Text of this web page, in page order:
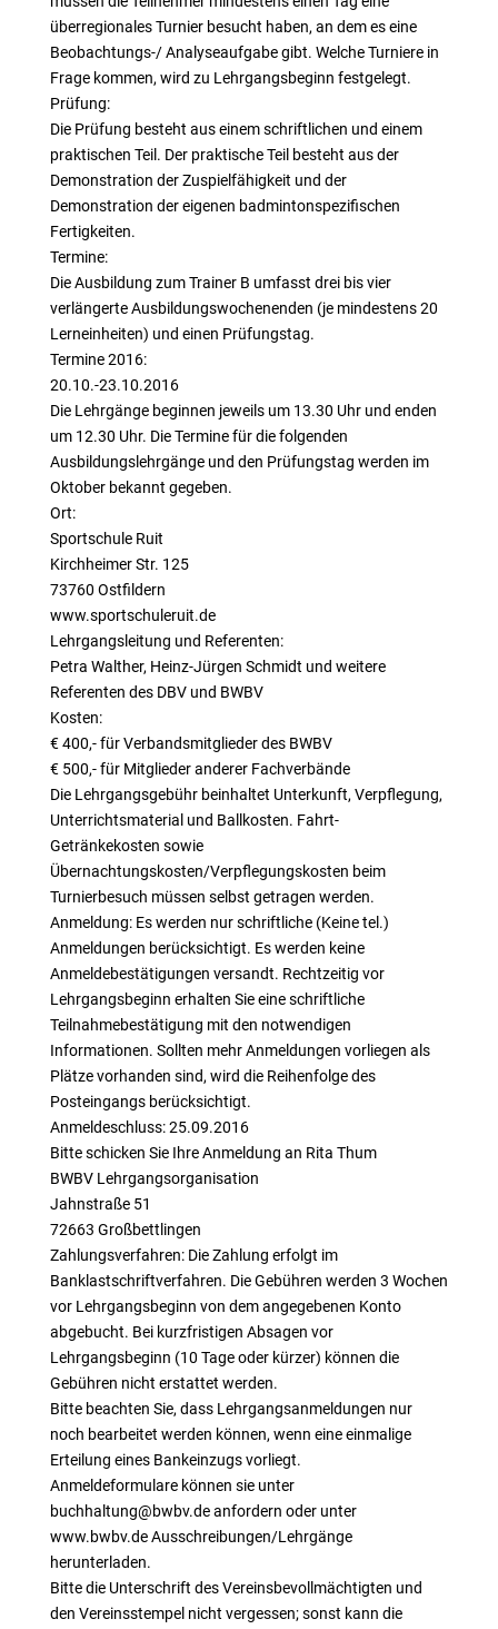
überregionales Turnier besucht haben, an dem es eine
Beobachtungs-/ Analyseaufgabe gibt. Welche Turniere in
Frage kommen, wird zu Lehrgangsbeginn festgelegt.
Prüfung:
Die Prüfung besteht aus einem schriftlichen und einem
praktischen Teil. Der praktische Teil besteht aus der
Demonstration der Zuspielfähigkeit und der
Demonstration der eigenen badmintonspezifischen
Fertigkeiten.
Termine:
Die Ausbildung zum Trainer B umfasst drei bis vier
verlängerte Ausbildungswochenenden (je mindestens 20
Lerneinheiten) und einen Prüfungstag.
Termine 2016:
20.10.-23.10.2016
Die Lehrgänge beginnen jeweils um 13.30 Uhr und enden
um 12.30 Uhr. Die Termine für die folgenden
Ausbildungslehrgänge und den Prüfungstag werden im
Oktober bekannt gegeben.
Ort:
Sportschule Ruit
Kirchheimer Str. 125
73760 Ostfildern
www.sportschuleruit.de
Lehrgangsleitung und Referenten:
Petra Walther, Heinz-Jürgen Schmidt und weitere
Referenten des DBV und BWBV
Kosten:
€ 400,- für Verbandsmitglieder des BWBV
€ 500,- für Mitglieder anderer Fachverbände
Die Lehrgangsgebühr beinhaltet Unterkunft, Verpflegung,
Unterrichtsmaterial und Ballkosten. Fahrt-
Getränkekosten sowie
Übernachtungskosten/Verpflegungskosten beim
Turnierbesuch müssen selbst getragen werden.
Anmeldung: Es werden nur schriftliche (Keine tel.)
Anmeldungen berücksichtigt. Es werden keine
Anmeldebestätigungen versandt. Rechtzeitig vor
Lehrgangsbeginn erhalten Sie eine schriftliche
Teilnahmebestätigung mit den notwendigen
Informationen. Sollten mehr Anmeldungen vorliegen als
Plätze vorhanden sind, wird die Reihenfolge des
Posteingangs berücksichtigt.
Anmeldeschluss: 25.09.2016
Bitte schicken Sie Ihre Anmeldung an Rita Thum
BWBV Lehrgangsorganisation
Jahnstraße 51
72663 Großbettlingen
Zahlungsverfahren: Die Zahlung erfolgt im
Banklastschriftverfahren. Die Gebühren werden 3 Wochen
vor Lehrgangsbeginn von dem angegebenen Konto
abgebucht. Bei kurzfristigen Absagen vor
Lehrgangsbeginn (10 Tage oder kürzer) können die
Gebühren nicht erstattet werden.
Bitte beachten Sie, dass Lehrgangsanmeldungen nur
noch bearbeitet werden können, wenn eine einmalige
Erteilung eines Bankeinzugs vorliegt.
Anmeldeformulare können sie unter
buchhaltung@bwbv.de anfordern oder unter
www.bwbv.de Ausschreibungen/Lehrgänge
herunterladen.
Bitte die Unterschrift des Vereinsbevollmächtigten und
den Vereinsstempel nicht vergessen; sonst kann die